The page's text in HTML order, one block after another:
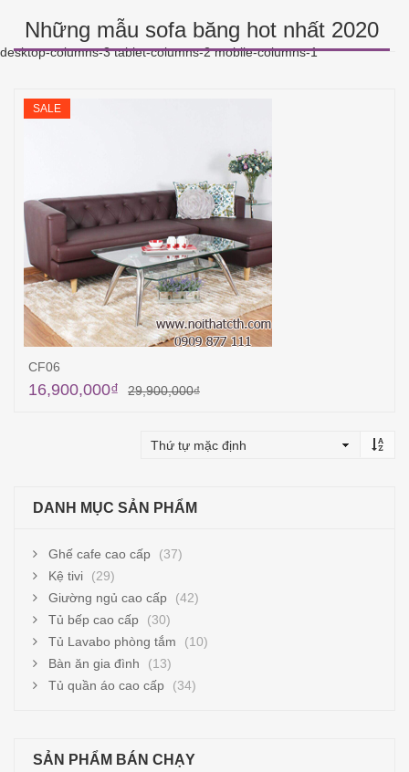
Những mẫu sofa băng hot nhất 2020
desktop-columns-3 tablet-columns-2 mobile-columns-1
SALE
CF06
29,900,000₫
16,900,000₫
DANH MỤC SẢN PHẨM
Ghế cafe cao cấp
(37)
Kệ tivi
(29)
Giường ngủ cao cấp
(42)
Tủ bếp cao cấp
(30)
Tủ Lavabo phòng tắm
(10)
Bàn ăn gia đình
(13)
Tủ quần áo cao cấp
(34)
SẢN PHẨM BÁN CHẠY